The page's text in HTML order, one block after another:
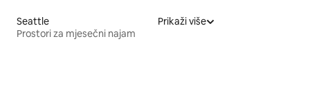
Seattle
Prostori za mjesečni najam
Prikaži više